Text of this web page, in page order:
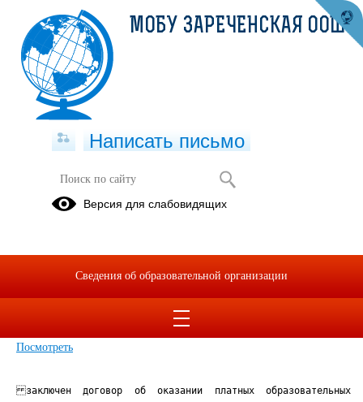
Порядок оформления
прекращения отношений_
Посмотреть
заключен договор об оказании платных образовательных
МОБУ ЗАРЕЧЕНСКАЯ ООШ
Написать письмо
Версия для слабовидящих
Сведения об образовательной организации